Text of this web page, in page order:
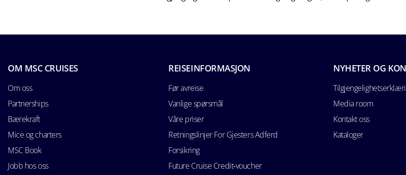
OM MSC CRUISES
Om oss
Partnerships
Bærekraft
Mice og charters
MSC Book
Jobb hos oss
REISEINFORMASJON
Før avreise
Vanlige spørsmål
Våre priser
Retningslinjer For Gjesters Adferd
Forsikring
Future Cruise Credit‑voucher
NYHETER OG
Media room
Kontakt oss
Kataloger